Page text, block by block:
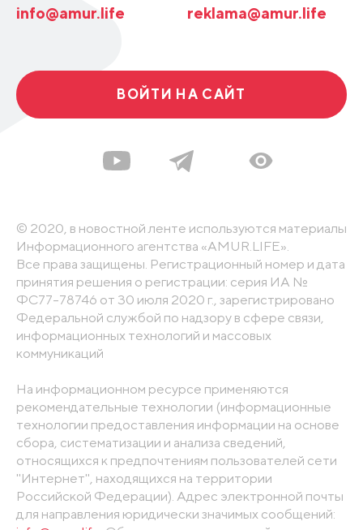
info@amur.life reklama@amur.life
ВОЙТИ НА САЙТ
© 2020, в новостной ленте используются материалы
Информационного агентства «AMUR.LIFE».
Все права защищены. Регистрационный номер и дата
принятия решения о регистрации: серия ИА №
ФС77-78746 от 30 июля 2020 г., зарегистрировано
Федеральной службой по надзору в сфере связи,
информационных технологий и массовых
коммуникаций
На информационном ресурсе применяются
рекомендательные технологии (информационные
технологии предоставления информации на основе
сбора, систематизации и анализа сведений,
относящихся к предпочтениям пользователей сети
"Интернет", находящихся на территории
Российской Федерации). Адрес электронной почты
для направления юридически значимых сообщений: